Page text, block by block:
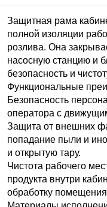
Защитная рама
полной изоляции
розлива. Она
насосную станцию и
безопасность и
Функциональные
Безопасность
оператора с
Защита от внешних
попадание пыли и
и открытую тару.
Чистота рабочего
продукта внутри
обработку